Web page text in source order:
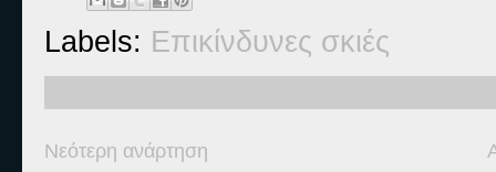
Labels: Επικίνδυνες σκιές
Νεότερη ανάρτηση